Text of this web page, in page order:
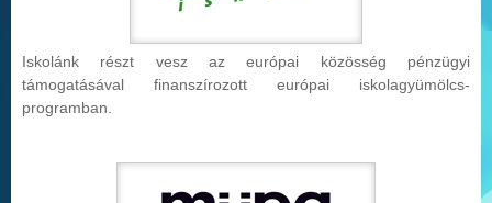
Iskolánk részt vesz az európai közösség pénzügyi
támogatásával finanszírozott európai iskolagyümölcs-
programban.